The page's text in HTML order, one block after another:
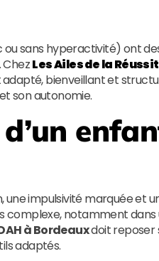
sans hyperactivité) ont
Les Ailes de la
adapté, bienveillant et
son autonomie.
une impulsivité marquée et
complexe, notamment
à Bordeauxdoit reposer
adaptés.